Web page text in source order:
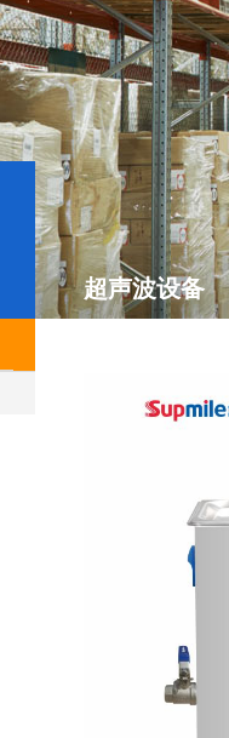
超声波设备